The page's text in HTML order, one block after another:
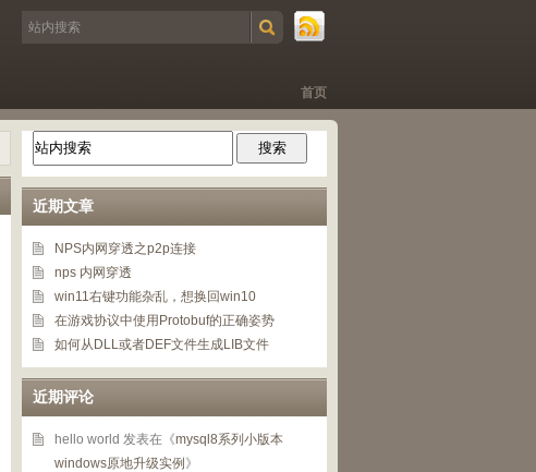
首页
近期文章
NPS内网穿透之p2p连接
nps 内网穿透
win11右键功能杂乱，想换回win10
在游戏协议中使用Protobuf的正确姿势
如何从DLL或者DEF文件生成LIB文件
近期评论
hello world 发表在《mysql8系列小版本
windows原地升级实例 》